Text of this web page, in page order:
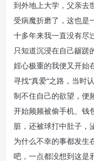
到外地上大学，父亲去
受病魔折磨了，这也是
十多年来我一直没有尽
只知道沉浸在自己龌蹉
婬心极重的我便又开始
寻找“真爱”之路，当时
制不住自己的欲望，便
开始频频被偷手机、钱
脏，还被球打中肚子，
为什么不幸的事都发生
吧，一点都没想到这是